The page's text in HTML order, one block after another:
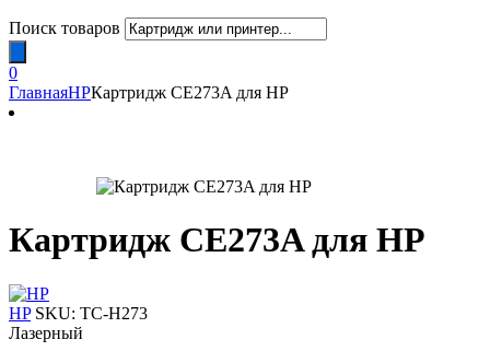
Поиск товаров
0
ГлавнаяHPКартридж CE273A для HP
Картридж CE273A для HP
HP SKU: TC-H273
Лазерный